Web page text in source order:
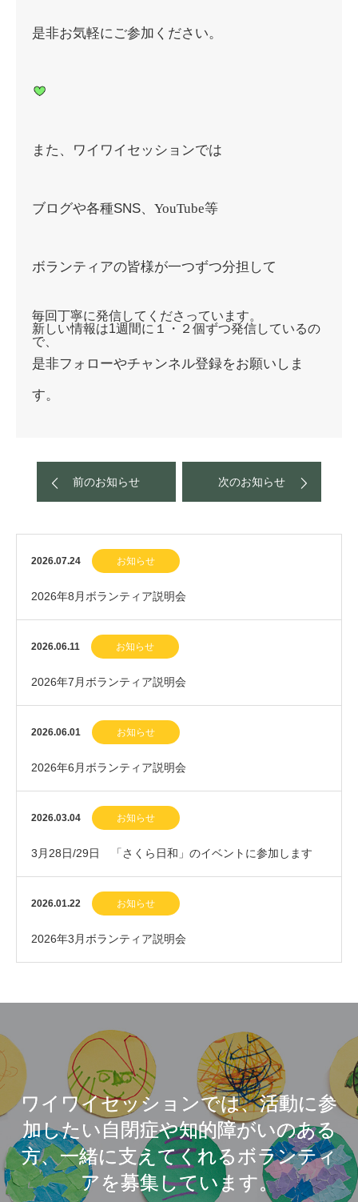
是非お気軽にご参加ください。
また、ワイワイセッションでは
ブログや各種SNS、 YouTube等
ボランティアの皆様が一つずつ分担して
毎回丁寧に発信してくださっています。
新しい情報は1週間に１・２個ずつ発信しているの
で、
是非フォローやチャンネル登録をお願いしま
す。
前のお知らせ 次のお知らせ
2026.07.24 お知らせ
2026年8月ボランティア説明会
2026.06.11 お知らせ
2026年7月ボランティア説明会
2026.06.01 お知らせ
2026年6月ボランティア説明会
2026.03.04 お知らせ
3月28日/29日 「さくら日和」のイベントに参加します
2026.01.22 お知らせ
2026年3月ボランティア説明会
ワイワイセッションでは、活動に参
加したい自閉症や知的障がいのある
方、一緒に支えてくれるボランティ
アを募集しています。